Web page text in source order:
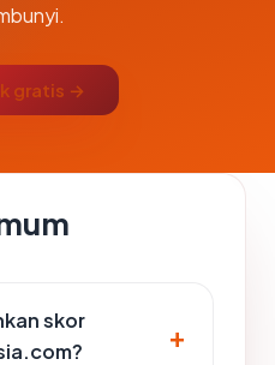
gratis →
skor